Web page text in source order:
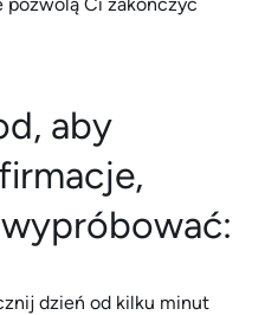
aby
dzień od kilku minut